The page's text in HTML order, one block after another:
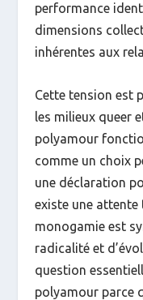
performance
dimensions
inhérentes aux
Cette tension est
les milieux queer
polyamour
comme un choix
une déclaration
existe une
monogamie est
radicalité et
question
polyamour parce